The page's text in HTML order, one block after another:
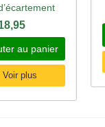
au panier
Voir plus